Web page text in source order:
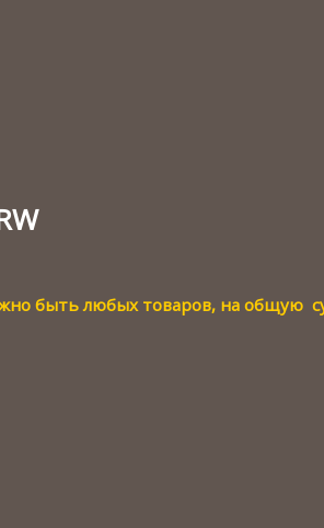
быть любых товаров, на общую